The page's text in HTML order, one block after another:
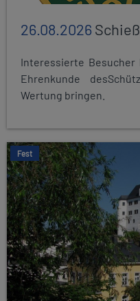
26.08.2026
Interessierte
Ehrenkunde
Wertung bringen.
Fest